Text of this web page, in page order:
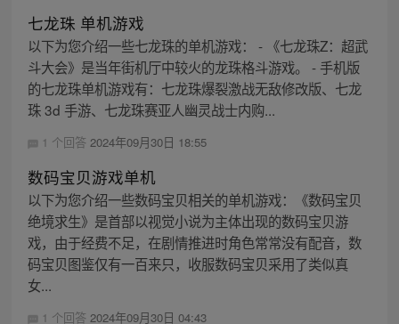
七龙珠 单机游戏
以下为您介绍一些七龙珠的单机游戏： - 《七龙珠Z：超武
斗大会》是当年街机厅中较火的龙珠格斗游戏。 - 手机版
的七龙珠单机游戏有：七龙珠爆裂激战无敌修改版、七龙
珠 3d 手游、七龙珠赛亚人幽灵战士内购...
1 个回答 2024年09月30日 18:55
数码宝贝游戏单机
以下为您介绍一些数码宝贝相关的单机游戏：《数码宝贝
绝境求生》是首部以视觉小说为主体出现的数码宝贝游
戏，由于经费不足，在剧情推进时角色常常没有配音，数
码宝贝图鉴仅有一百来只，收服数码宝贝采用了类似真
女...
1 个回答 2024年09月30日 04:43